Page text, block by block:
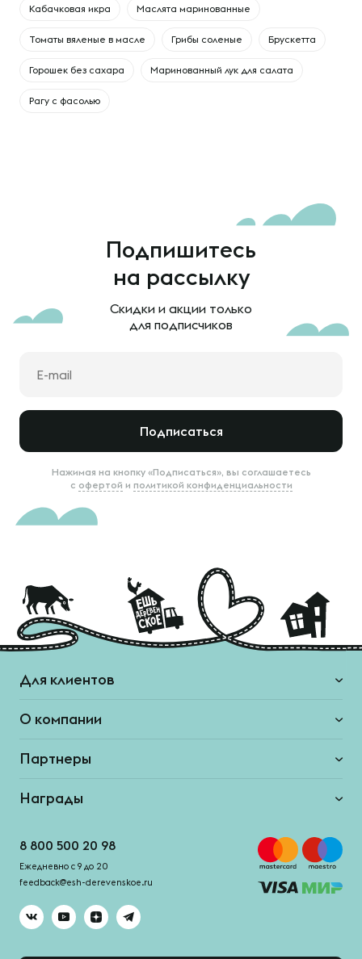
Кабачковая икра Маслята маринованные
Томаты вяленые в масле Грибы соленые Брускетта
Горошек без сахара Маринованный лук для салата
Рагу с фасолью
Подпишитесь
на рассылку
Скидки и акции только
для подписчиков
Подписаться
Нажимая на кнопку «Подписаться», вы соглашаетесь
с офертой и политикой конфиденциальности
Для клиентов
О компании
Партнеры
Награды
8 800 500 20 98
Ежедневно с 9 до 20
feedback@esh-derevenskoe.ru